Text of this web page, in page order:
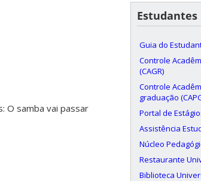
O samba vai passar
Estudantes
Guia do
Controle
(CAGR)
Controle
graduação
Portal de
Assistência
Núcleo
Restaurante
Biblioteca